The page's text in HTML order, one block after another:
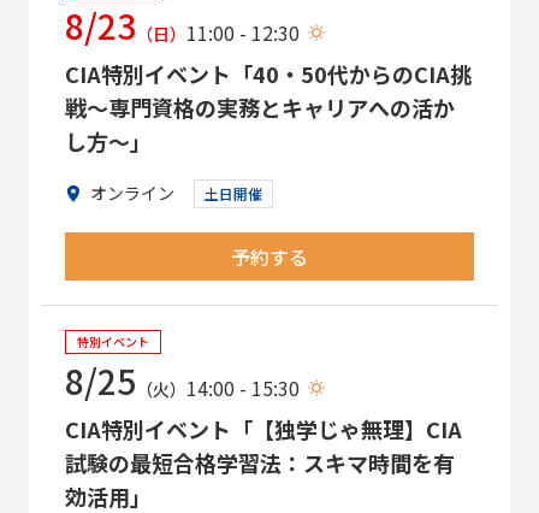
8/23 （日） 11:00 - 12:30
CIA特別イベント「40・50代からのCIA挑
戦～専門資格の実務とキャリアへの活か
し方～」
オンライン 土日開催
予約する
特別イベント
8/25 （火） 14:00 - 15:30
CIA特別イベント「【独学じゃ無理】CIA
試験の最短合格学習法：スキマ時間を有
効活用」